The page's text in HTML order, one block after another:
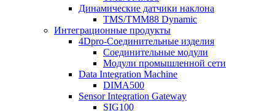
Динамические датчики наклона
TMS/TMM88 Dynamic
Интеграционные продукты
4Dpro-Соединительные изделия
Соединительные модули
Модули промышленной сети
Data Integration Machine
DIMA500
Sensor Integration Gateway
SIG100